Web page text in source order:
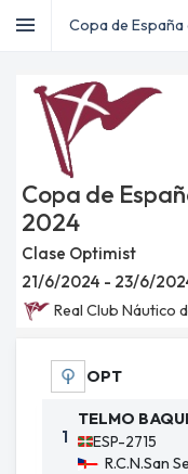
menu Copa de
homeInicio
dashboardRegata
Inscripciones
group Personal
record_voice_overTOA
dashboard
Panel
del
Jurado
keyboard_arrow_down
emoji_eventsResultados
Copa de
2024
Clase Optimist
21/6/2024 - 23/6/
Real Club Náutico
OPT
1
TELMO
ESP-2715
R.C.N.San